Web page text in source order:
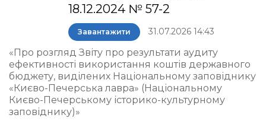
18.12.2024 № 57-2
Завантажити 31.07.2026 14:43
«Про розгляд Звіту про результати аудиту
ефективності використання коштів державного
бюджету, виділених Національному заповіднику
«Києво-Печерська лавра» (Національному
Києво-Печерському історико-культурному
заповіднику)»